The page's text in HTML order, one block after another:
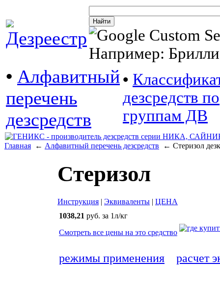
Например:
• Алфавитный
перечень
дезсредств
•
дезсредств по
группам ДВ
Главная ← Алфавитный перечень дезсредств ← Стеризол
Стеризол
Инструкция | Эквиваленты | ЦЕНА
1038,21 руб. за 1л/кг
Смотреть все цены на это средство
режимы применения расчет